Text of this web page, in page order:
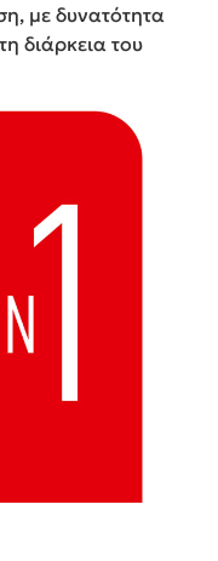
με δυνατότητα
διάρκεια του